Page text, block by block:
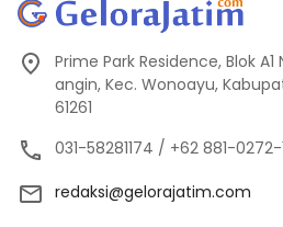
Prime Park Residence, Blok A1
angin, Kec. Wonoayu,
61261
031-58281174 / +62 881-0272-
redaksi@gelorajatim.com